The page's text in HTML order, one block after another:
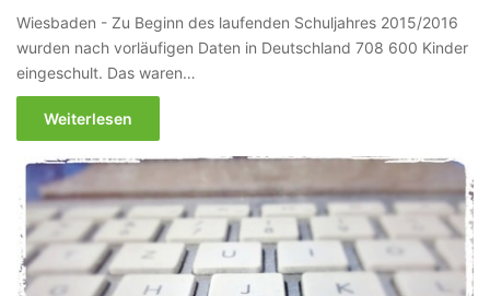
Wiesbaden - Zu Beginn des laufenden Schuljahres 2015/2016
wurden nach vorläufigen Daten in Deutschland 708 600 Kinder
eingeschult. Das waren…
Weiterlesen